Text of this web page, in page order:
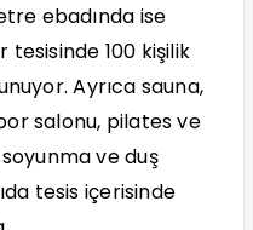
ebadında ise
tesisinde 100 kişilik
Ayrıca sauna,
salonu, pilates ve
ve duş
tesis içerisinde